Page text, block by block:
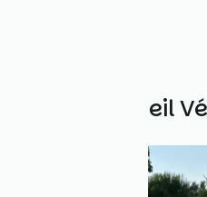
Autres Accueil